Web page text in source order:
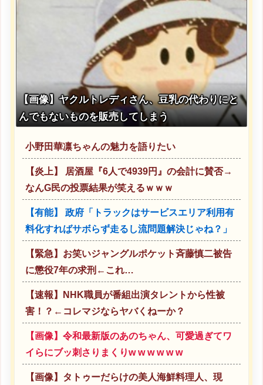
【画像】ヤクルトレディさん、豆乳の代わりにと
んでもないものを販売してしまう
小野田華凛ちゃんの魅力を語りたい
【炎上】 居酒屋『6人で4939円』の会計に賛否→
なんG民の投票結果が笑えるｗｗｗ
【有能】 政府「トラックはサービスエリア利用有
料化すればサボらず走るし流問題解決じゃね？」
【緊急】お笑いジャングルポケット斉藤慎二被告
に懲役7年の求刑←これ…
【速報】NHK職員が番組出演タレントから性被
害！？←コレマジならヤバくねーか？
【画像】令和最新版のあのちゃん、可愛過ぎてワ
イらにブッ刺さりまくりw w w w w w
【画像】タトゥーだらけの美人海鮮料理人、現